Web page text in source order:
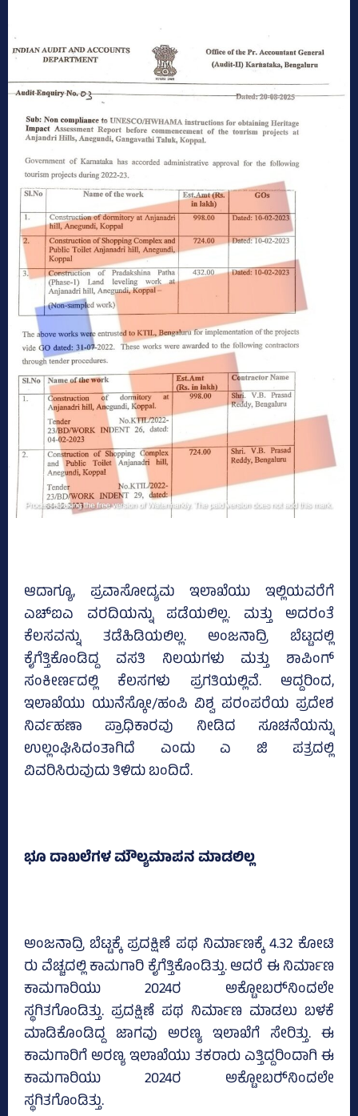
ಆದಾಗ್ಯೂ, ಪ್ರವಾಸೋದ್ಯಮ ಇಲಾಖೆಯು ಇಲ್ಲಿಯವರೆಗೆ
ಎಚ್‌ಐಎ ವರದಿಯನ್ನು ಪಡೆಯಲಿಲ್ಲ. ಮತ್ತು ಅದರಂತೆ
ಕೆಲಸವನ್ನು ತಡೆಹಿಡಿಯಲಿಲ್ಲ. ಅಂಜನಾದ್ರಿ ಬೆಟ್ಟದಲ್ಲಿ
ಕೈಗೆತ್ತಿಕೊಂಡಿದ್ದ ವಸತಿ ನಿಲಯಗಳು ಮತ್ತು ಶಾಪಿಂಗ್
ಸಂಕೀರ್ಣದಲ್ಲಿ ಕೆಲಸಗಳು ಪ್ರಗತಿಯಲ್ಲಿವೆ. ಆದ್ದರಿಂದ,
ಇಲಾಖೆಯು ಯುನೆಸ್ಕೋ/ಹಂಪಿ ವಿಶ್ವ ಪರಂಪರೆಯ ಪ್ರದೇಶ
ನಿರ್ವಹಣಾ ಪ್ರಾಧಿಕಾರವು ನೀಡಿದ ಸೂಚನೆಯನ್ನು
ಉಲ್ಲಂಘಿಸಿದಂತಾಗಿದೆ ಎಂದು ಎ ಜಿ ಪತ್ರದಲ್ಲಿ
ವಿವರಿಸಿರುವುದು ತಿಳಿದು ಬಂದಿದೆ.
ಭೂ ದಾಖಲೆಗಳ ಮೌಲ್ಯಮಾಪನ ಮಾಡಲಿಲ್ಲ
ಅಂಜನಾದ್ರಿ ಬೆಟ್ಟಕ್ಕೆ ಪ್ರದಕ್ಷಿಣೆ ಪಥ ನಿರ್ಮಾಣಕ್ಕೆ 4.32 ಕೋಟಿ
ರು ವೆಚ್ಚದಲ್ಲಿ ಕಾಮಗಾರಿ ಕೈಗೆತ್ತಿಕೊಂಡಿತ್ತು. ಆದರೆ ಈ ನಿರ್ಮಾಣ
ಕಾಮಗಾರಿಯು 2024ರ ಅಕ್ಟೋಬರ್‍‌ನಿಂದಲೇ
ಸ್ಥಗಿತಗೊಂಡಿತ್ತು. ಪ್ರದಕ್ಷಿಣೆ ಪಥ ನಿರ್ಮಾಣ ಮಾಡಲು ಬಳಕೆ
ಮಾಡಿಕೊಂಡಿದ್ದ ಜಾಗವು ಅರಣ್ಯ ಇಲಾಖೆಗೆ ಸೇರಿತ್ತು. ಈ
ಕಾಮಗಾರಿಗೆ ಅರಣ್ಯ ಇಲಾಖೆಯು ತಕರಾರು ಎತ್ತಿದ್ದರಿಂದಾಗಿ ಈ
ಕಾಮಗಾರಿಯು 2024ರ ಅಕ್ಟೋಬರ್‍‌ನಿಂದಲೇ
ಸ್ಥಗಿತಗೊಂಡಿತ್ತು.